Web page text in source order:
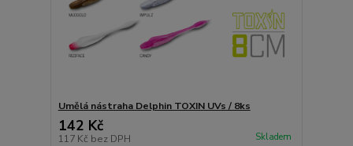
Umělá nástraha Delphin TOXIN UVs / 8ks
142 Kč
117 Kč bez DPH Skladem